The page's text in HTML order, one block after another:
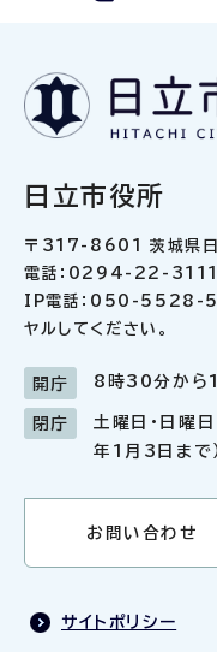
日立市役所
〒317-8601 茨城県日
電話：0294-22-3111
IP電話：050-5528-
ヤルしてください。
開庁 8時30分から
閉庁
土曜日・日曜
年1月3日まで
お問い合わせ
サイトポリシー